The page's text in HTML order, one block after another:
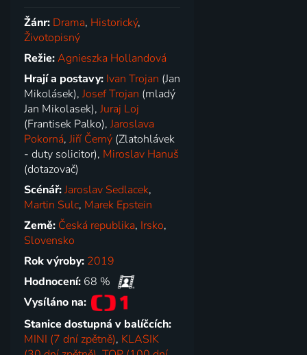
Žánr: Drama, Historický,
Životopisný
Režie:Agnieszka Hollandová
Hrají a postavy: Ivan Trojan (Jan
Mikolásek),Josef Trojan (mladý
Jan Mikolasek),Juraj Loj
(Frantisek Palko),Jaroslava
Pokorná,Jiří Černý (Zlatohlávek
- duty solicitor), Miroslav Hanuš
(dotazovač)
Scénář:Jaroslav Sedlacek,
Martin Sulc, Marek Epstein
Země: Česká republika, Irsko,
Slovensko
Rok výroby: 2019
Hodnocení: 68 %
Vysíláno na:
Stanice dostupná v balíčcích:
MINI (7 dní zpětně), KLASIK